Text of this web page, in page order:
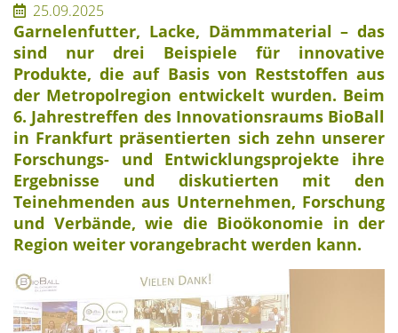
25.09.2025
Garnelenfutter, Lacke, Dämmmaterial – das
sind nur drei Beispiele für innovative
Produkte, die auf Basis von Reststoffen aus
der Metropolregion entwickelt wurden. Beim
6. Jahrestreffen des Innovationsraums BioBall
in Frankfurt präsentierten sich zehn unserer
Forschungs- und Entwicklungsprojekte ihre
Ergebnisse und diskutierten mit den
Teinehmenden aus Unternehmen, Forschung
und Verbände, wie die Bioökonomie in der
Region weiter vorangebracht werden kann.